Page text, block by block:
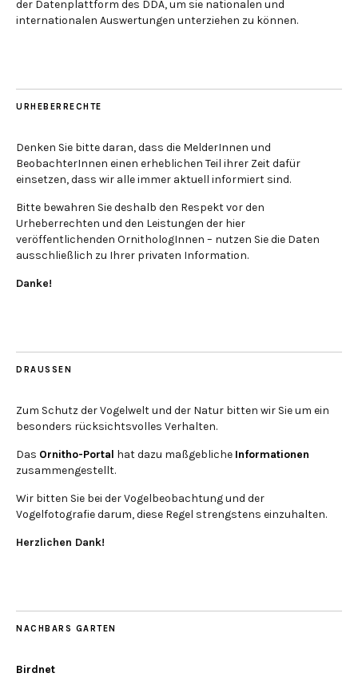
der Datenplattform des DDA, um sie nationalen und
internationalen Auswertungen unterziehen zu können.
URHEBERRECHTE
Denken Sie bitte daran, dass die MelderInnen und
BeobachterInnen einen erheblichen Teil ihrer Zeit dafür
einsetzen, dass wir alle immer aktuell informiert sind.
Bitte bewahren Sie deshalb den Respekt vor den
Urheberrechten und den Leistungen der hier
veröffentlichenden OrnithologInnen – nutzen Sie die Daten
ausschließlich zu Ihrer privaten Information.
Danke!
DRAUSSEN
Zum Schutz der Vogelwelt und der Natur bitten wir Sie um ein
besonders rücksichtsvolles Verhalten.
Das Ornitho-Portal hat dazu maßgebliche Informationen
zusammengestellt.
Wir bitten Sie bei der Vogelbeobachtung und der
Vogelfotografie darum, diese Regel strengstens einzuhalten.
Herzlichen Dank!
NACHBARS GARTEN
Birdnet